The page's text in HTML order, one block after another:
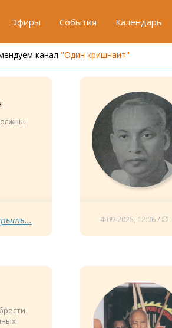
Эфиры События Календарь
канал "Один кришнаит"
4-09-2025, 12:06 /